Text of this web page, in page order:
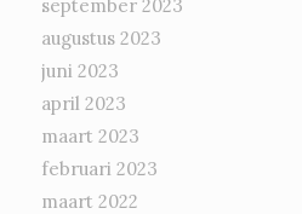
september 2023
augustus 2023
juni 2023
april 2023
maart 2023
februari 2023
maart 2022